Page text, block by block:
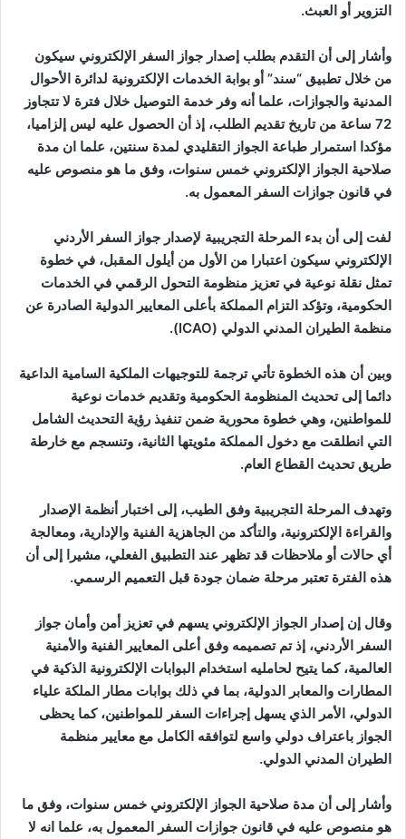
التزوير أو العبث.
وأشار إلى أن التقدم بطلب إصدار جواز السفر الإلكتروني سيكون
من خلال تطبيق “سند” أو بوابة الخدمات الإلكترونية لدائرة الأحوال
المدنية والجوازات، علما أنه وفر خدمة التوصيل خلال فترة لا تتجاوز
72 ساعة من تاريخ تقديم الطلب، إذ أن الحصول عليه ليس إلزاميا،
مؤكدا استمرار طباعة الجواز التقليدي لمدة سنتين، علما ان مدة
صلاحية الجواز الإلكتروني خمس سنوات، وفق ما هو منصوص عليه
في قانون جوازات السفر المعمول به.
لفت إلى أن بدء المرحلة التجريبية لإصدار جواز السفر الأردني
الإلكتروني سيكون اعتبارا من الأول من أيلول المقبل، في خطوة
تمثل نقلة نوعية في تعزيز منظومة التحول الرقمي في الخدمات
الحكومية، وتؤكد التزام المملكة بأعلى المعايير الدولية الصادرة عن
منظمة الطيران المدني الدولي (ICAO).
وبين أن هذه الخطوة تأتي ترجمة للتوجيهات الملكية السامية الداعية
دائما إلى تحديث المنظومة الحكومية وتقديم خدمات نوعية
للمواطنين، وهي خطوة محورية ضمن تنفيذ رؤية التحديث الشامل
التي انطلقت مع دخول المملكة مئويتها الثانية، وتنسجم مع خارطة
طريق تحديث القطاع العام.
وتهدف المرحلة التجريبية وفق الطيب، إلى اختبار أنظمة الإصدار
والقراءة الإلكترونية، والتأكد من الجاهزية الفنية والإدارية، ومعالجة
أي حالات أو ملاحظات قد تظهر عند التطبيق الفعلي، مشيرا إلى أن
هذه الفترة تعتبر مرحلة ضمان جودة قبل التعميم الرسمي.
وقال إن إصدار الجواز الإلكتروني يسهم في تعزيز أمن وأمان جواز
السفر الأردني، إذ تم تصميمه وفق أعلى المعايير الفنية والأمنية
العالمية، كما يتيح لحامليه استخدام البوابات الإلكترونية الذكية في
المطارات والمعابر الدولية، بما في ذلك بوابات مطار الملكة علياء
الدولي، الأمر الذي يسهل إجراءات السفر للمواطنين، كما يحظى
الجواز باعتراف دولي واسع لتوافقه الكامل مع معايير منظمة
الطيران المدني الدولي.
وأشار إلى أن مدة صلاحية الجواز الإلكتروني خمس سنوات، وفق ما
هو منصوص عليه في قانون جوازات السفر المعمول به، علما انه لا